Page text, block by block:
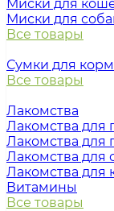
Миски для
Миски для
Все товары
Сумки для
Все товары
Лакомства
Лакомства для
Лакомства для
Лакомства для
Лакомства для
Витамины
Все товары